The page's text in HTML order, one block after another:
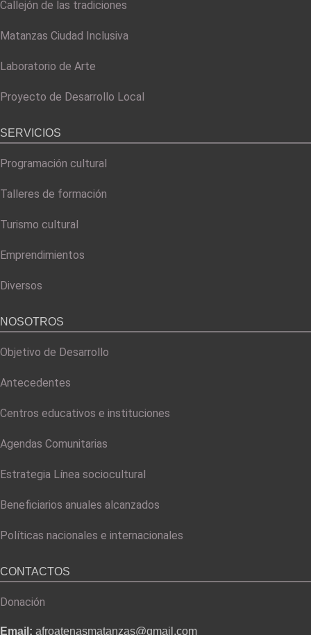
Callejón de las tradiciones
Matanzas Ciudad Inclusiva
Laboratorio de Arte
Proyecto de Desarrollo Local
SERVICIOS
Programación cultural
Talleres de formación
Turismo cultural
Emprendimientos
Diversos
NOSOTROS
Objetivo de Desarrollo
Antecedentes
Centros educativos e instituciones
Agendas Comunitarias
Estrategia Línea sociocultural
Beneficiarios anuales alcanzados
Políticas nacionales e internacionales
CONTACTOS
Donación
Email: afroatenasmatanzas@gmail.com